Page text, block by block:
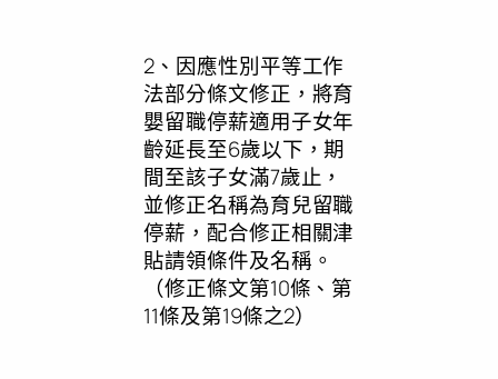
2、因應性別平等工作
法部分條文修正，將育
嬰留職停薪適用子女年
齡延長至6歲以下，期
間至該子女滿7歲止，
並修正名稱為育兒留職
停薪，配合修正相關津
貼請領條件及名稱。
（修正條文第10條、第
11條及第19條之2）